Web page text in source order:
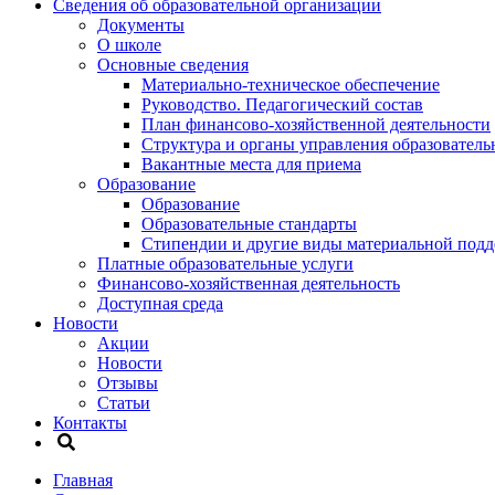
Сведения об образовательной организации
Документы
О школе
Основные сведения
Материально-техническое обеспечение
Руководство. Педагогический состав
План финансово-хозяйственной деятельности
Структура и органы управления
Вакантные места для приема
Образование
Образование
Образовательные стандарты
Стипендии и другие виды материальной
Платные образовательные услуги
Финансово-хозяйственная деятельность
Доступная среда
Новости
Акции
Новости
Отзывы
Статьи
Контакты
Главная